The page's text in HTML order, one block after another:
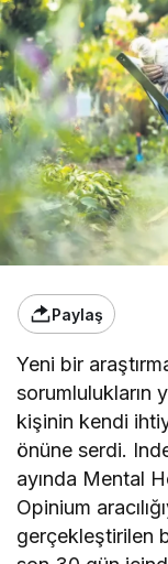
Paylaş
Yeni bir
sorumlulukların
kişinin kendi
önüne serdi.
ayında Mental
Opinium
gerçekleştirilen